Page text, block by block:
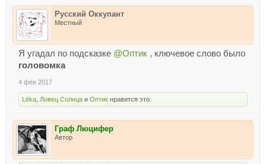
Русский Оккупант
Местный
Я угадал по подсказке @Оптик , ключевое слово было
головомка
4 фев 2017
Lёka Ловец Солнца и Оптик нравится это.
Граф Люцифер
Автор